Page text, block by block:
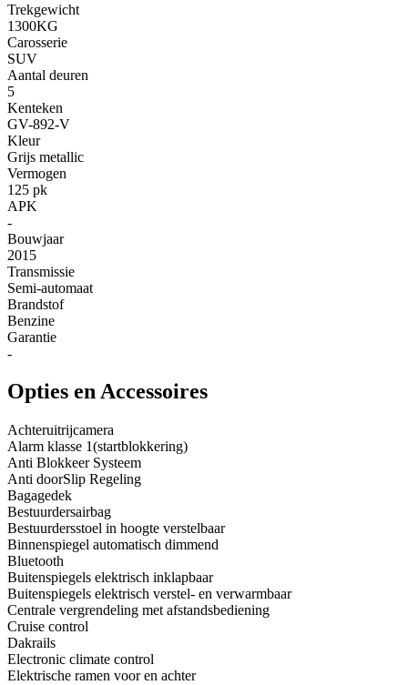
Trekgewicht
1300KG
Carosserie
SUV
Aantal deuren
5
Kenteken
GV-892-V
Kleur
Grijs metallic
Vermogen
125 pk
APK
-
Bouwjaar
2015
Transmissie
Semi-automaat
Brandstof
Benzine
Garantie
-
Opties en Accessoires
Achteruitrijcamera
Alarm klasse 1(startblokkering)
Anti Blokkeer Systeem
Anti doorSlip Regeling
Bagagedek
Bestuurdersairbag
Bestuurdersstoel in hoogte verstelbaar
Binnenspiegel automatisch dimmend
Bluetooth
Buitenspiegels elektrisch inklapbaar
Buitenspiegels elektrisch verstel- en verwarmbaar
Centrale vergrendeling met afstandsbediening
Cruise control
Dakrails
Electronic climate control
Elektrische ramen voor en achter